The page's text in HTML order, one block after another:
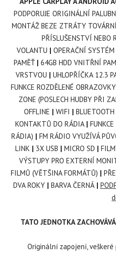
PODPORUJE ORIGINÁLNÍ
MONTÁŽ BEZE ZTRÁTY
PŘÍSLUŠENSTVÍ NEBO
VOLANTU | OPERAČNÍ
PAMĚŤ| 64GB HDD VNITŘNÍ
VRSTVOU | UHLOPŘÍČKA 12.3
FUNKCE ROZDĚLENÉ
ZONE (POSLECH HUDBY PŘI
OFFLINE | WIFI |
KONTAKTŮ DO RÁDIA |
RÁDIA) | FM RÁDIO VYUŽÍVÁ
LINK | 3X USB | MICRO SD |
VÝSTUPY PRO EXTERNÍ
FILMŮ (VĚTŠINA FORMÁTŮ) |
DVA ROKY | BARVA ČERNÁ|
TATO JEDNOTKA
Originální zapojení,